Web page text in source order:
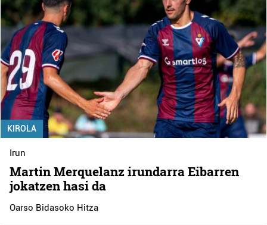
KIROLA
Irun
Martin Merquelanz irundarra Eibarren
jokatzen hasi da
Oarso Bidasoko Hitza